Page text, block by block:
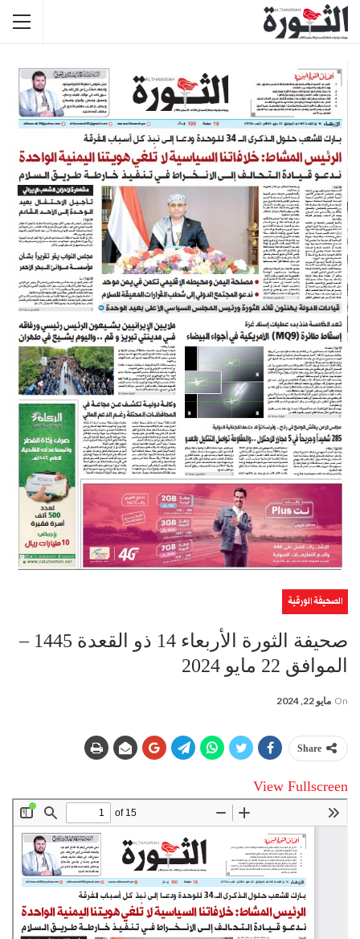
الصحيفة الورقية
صحيفة الثورة الأربعاء 14 ذو القعدة 1445 –
الموافق 22 مايو 2024
On مايو 22, 2024
Share
View Fullscreen